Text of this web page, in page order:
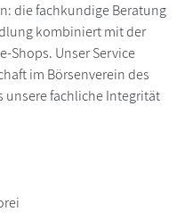
die fachkundige Beratung
kombiniert mit der
Shops. Unser Service
im Börsenverein des
unsere fachliche Integrität